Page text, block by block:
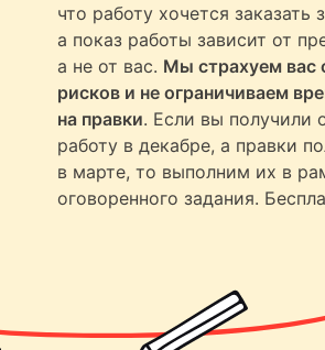
что работу хочется заказать
а показ работы зависит от
а не от вас. Мы страхуем вас
рисков и не ограничиваем
на правки. Если вы получили
работу в декабре, а правки
в марте, то выполним их в
оговоренного задания.